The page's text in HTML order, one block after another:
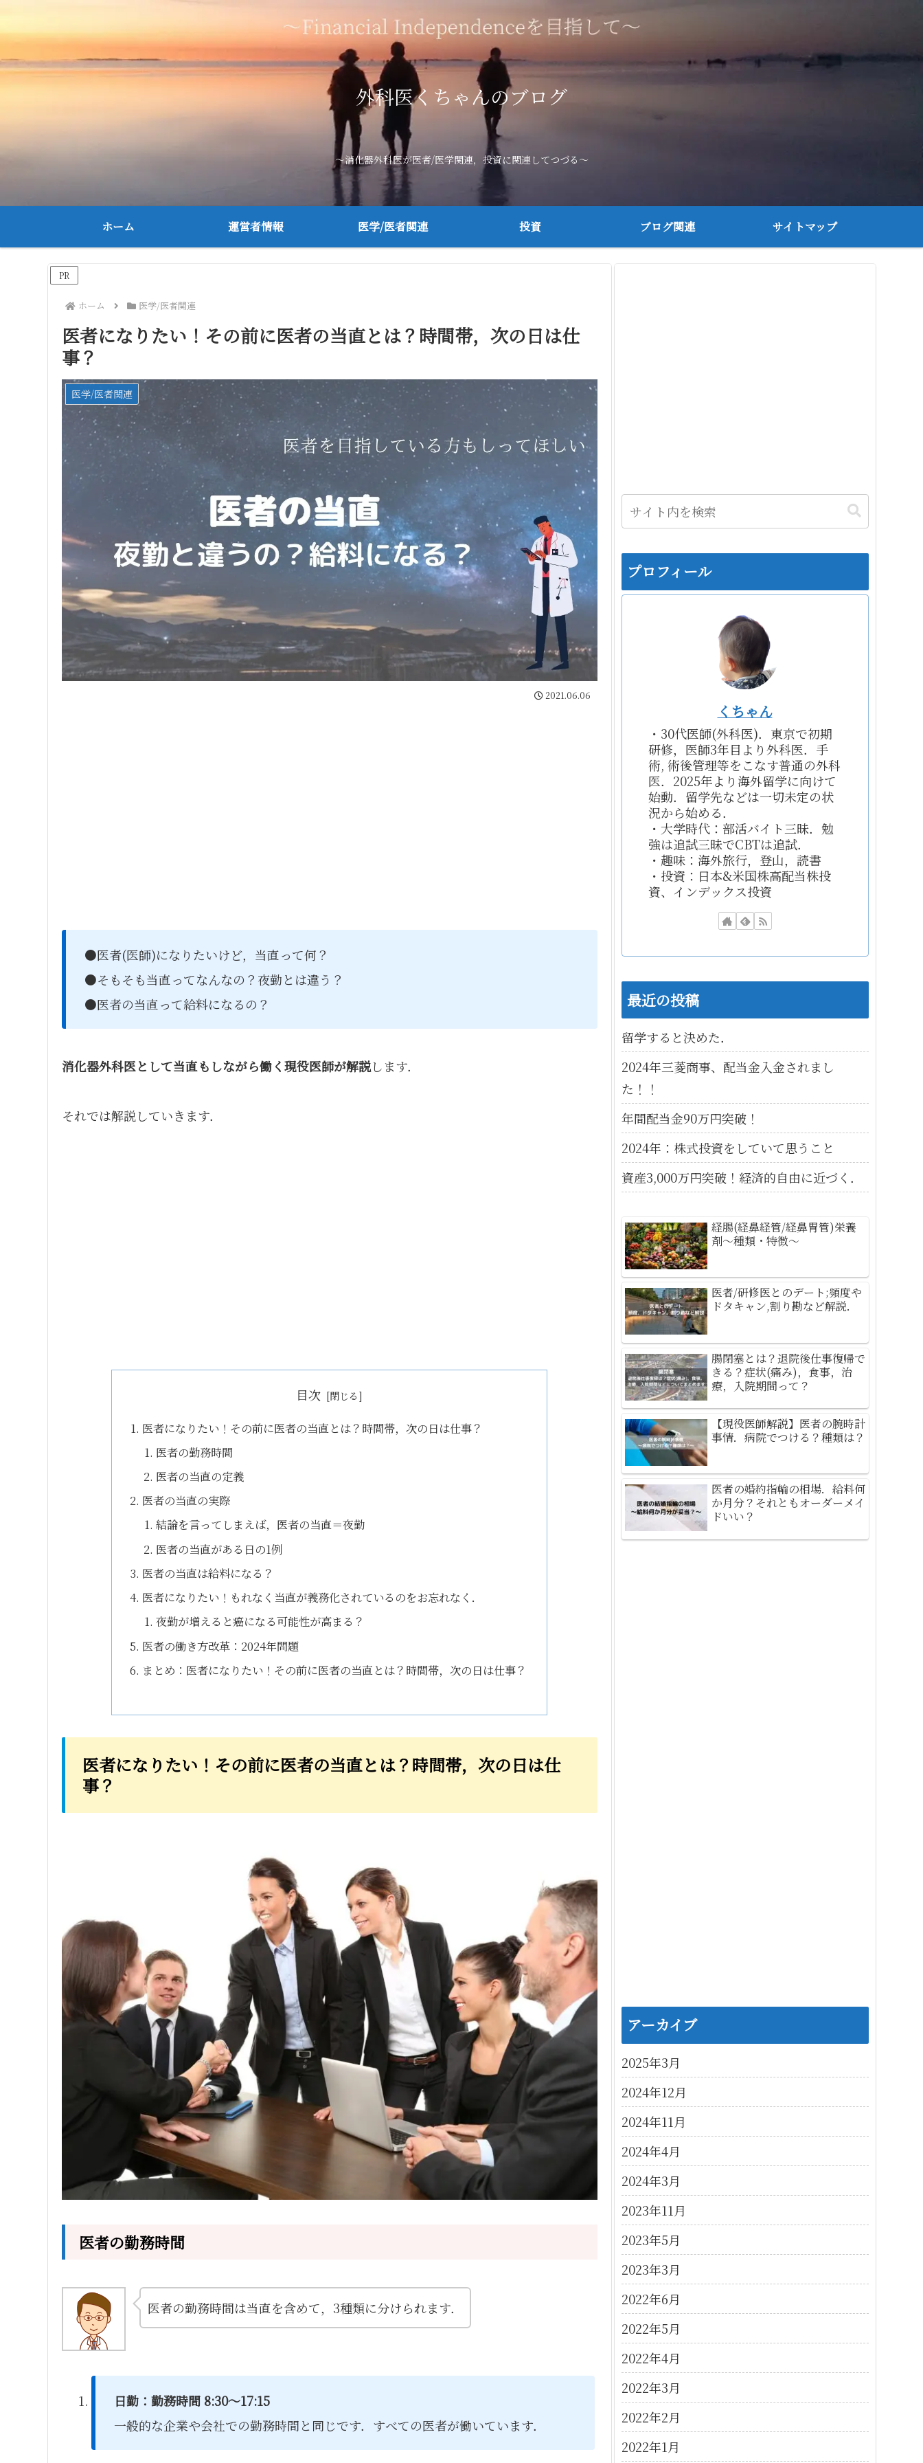
外科医くちゃんのブログ
～消化器外科医が医者/医学関連，投資に関連してつづる～
ホーム 運営者情報 医学/医者関連 投資 ブログ関連 サイトマップ
PR
ホーム 医学/医者関連
医者になりたい！その前に医者の当直とは？時間帯，次の日は仕
事？
医学/医者関連
2021.06.06
●医者(医師)になりたいけど，当直って何？
●そもそも当直ってなんなの？夜勤とは違う？
●医者の当直って給料になるの？
消化器外科医として当直もしながら働く現役医師が解説します．
それでは解説していきます．
目次
医者になりたい！その前に医者の当直とは？時間帯，次の日は仕事？
医者の勤務時間
医者の当直の定義
医者の当直の実際
結論を言ってしまえば，医者の当直＝夜勤
医者の当直がある日の1例
医者の当直は給料になる？
医者になりたい！もれなく当直が義務化されているのをお忘れなく．
夜勤が増えると癌になる可能性が高まる？
医者の働き方改革：2024年問題
まとめ：医者になりたい！その前に医者の当直とは？時間帯，次の日は仕事？
医者になりたい！その前に医者の当直とは？時間帯，次の日は仕
事？
医者の勤務時間
医者の勤務時間は当直を含めて，3種類に分けられます．
日勤：勤務時間 8:30～17:15
一般的な企業や会社での勤務時間と同じです．すべての医者が働いています．
プロフィール
くちゃん
・30代医師(外科医)．東京で初期
研修，医師3年目より外科医．手
術, 術後管理等をこなす普通の外科
医．2025年より海外留学に向けて
始動．留学先などは一切未定の状
況から始める．
・大学時代：部活バイト三昧．勉
強は追試三昧でCBTは追試．
・趣味：海外旅行，登山，読書
・投資：日本&米国株高配当株投
資、インデックス投資
最近の投稿
留学すると決めた．
2024年三菱商事、配当金入金されまし
た！！
年間配当金90万円突破！
2024年：株式投資をしていて思うこと
資産3,000万円突破！経済的自由に近づく．
経腸(経鼻経管/経鼻胃管)栄養
剤～種類・特徴～
医者/研修医とのデート;頻度や
ドタキャン,割り勘など解説．
腸閉塞とは？退院後仕事復帰で
きる？症状(痛み)，食事，治
療，入院期間って？
【現役医師解説】医者の腕時計
事情．病院でつける？種類は？
医者の婚約指輪の相場．給料何
か月分？それともオーダーメイ
ドいい？
アーカイブ
2025年3月
2024年12月
2024年11月
2024年4月
2024年3月
2023年11月
2023年5月
2023年3月
2022年6月
2022年5月
2022年4月
2022年3月
2022年2月
2022年1月